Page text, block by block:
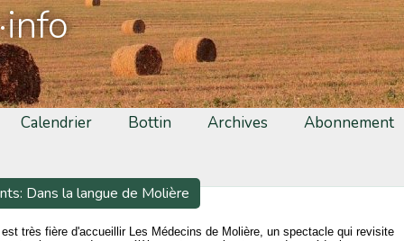
Calendrier Bottin Archives Abonnement
Dans la langue de Molière
est très fière d'accueillir Les Médecins de Molière, un spectacle qui revisite